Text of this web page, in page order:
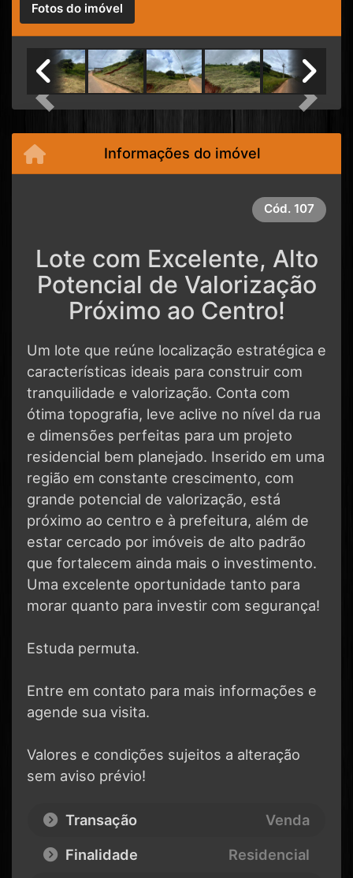
Fotos do imóvel
Previous Next
Informações do imóvel
Cód. 107
Lote com Excelente, Alto
Potencial de Valorização
Próximo ao Centro!
Um lote que reúne localização estratégica e
características ideais para construir com
tranquilidade e valorização. Conta com
ótima topografia, leve aclive no nível da rua
e dimensões perfeitas para um projeto
residencial bem planejado. Inserido em uma
região em constante crescimento, com
grande potencial de valorização, está
próximo ao centro e à prefeitura, além de
estar cercado por imóveis de alto padrão
que fortalecem ainda mais o investimento.
Uma excelente oportunidade tanto para
morar quanto para investir com segurança!
Estuda permuta.
Entre em contato para mais informações e
agende sua visita.
Valores e condições sujeitos a alteração
sem aviso prévio!
Transação
Venda
Finalidade
Residencial